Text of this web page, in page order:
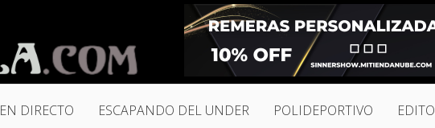
EN DIRECTO ESCAPANDO DEL UNDER POLIDEPORTIVO